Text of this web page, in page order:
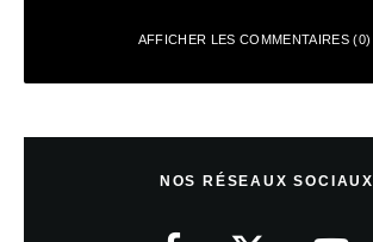
AFFICHER LES COMMENTAIRES (0)
NOS RÉSEAUX SOCIAUX